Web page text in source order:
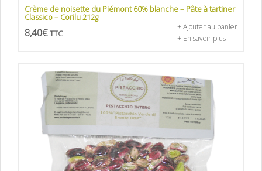
Crème de noisette du Piémont 60% blanche – Pâte à tartiner
Classico – Corilu 212g
8,40€ TTC
+ Ajouter au panier
+ En savoir plus